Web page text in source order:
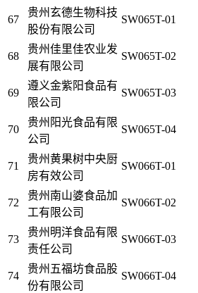
67
贵州玄德生物科技
股份有限公司
SW065T-01
68
贵州佳里佳农业发
展有限公司
SW065T-02
69
遵义金紫阳食品有
限公司
SW065T-03
70
贵州阳光食品有限
公司
SW065T-04
71
贵州黄果树中央厨
房有效公司
SW066T-01
72
贵州南山婆食品加
工有限公司
SW066T-02
73
贵州明洋食品有限
责任公司
SW066T-03
74
贵州五福坊食品股
份有限公司
SW066T-04